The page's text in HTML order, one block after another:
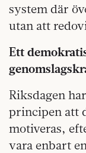
system där
utan att
Ett
Riksdagen
principen att
motiveras,
vara enbart